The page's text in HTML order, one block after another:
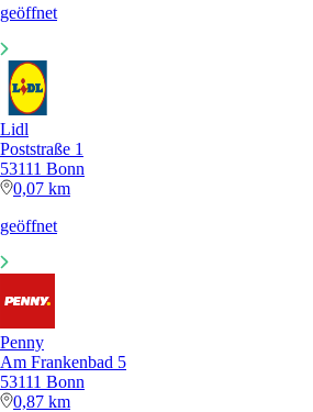
geöffnet
Lidl
Poststraße 1
53111 Bonn
0,07 km
geöffnet
Penny
Am Frankenbad 5
53111 Bonn
0,87 km